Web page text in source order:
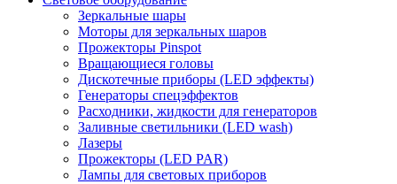
Зеркальные шары
Моторы для зеркальных шаров
Прожекторы Pinspot
Вращающиеся головы
Дискотечные приборы (LED эффекты)
Генераторы спецэффектов
Расходники, жидкости для генераторов
Заливные светильники (LED wash)
Лазеры
Прожекторы (LED PAR)
Лампы для световых приборов